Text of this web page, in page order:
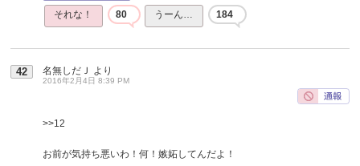
それな！ 80 うーん… 184
42 名無しだＪ より
2016年2月4日 8:39 PM
>>12
お前が気持ち悪いわ！何！嫉妬してんだよ！